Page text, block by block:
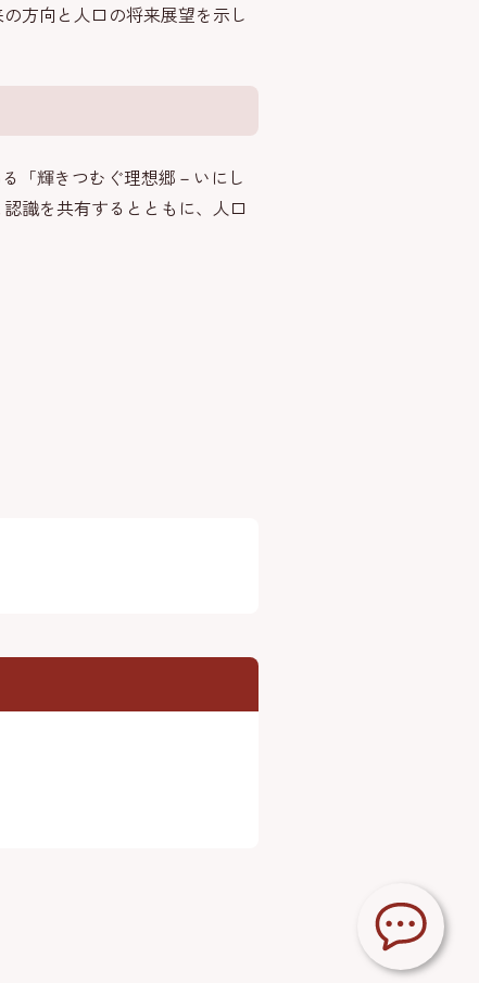
方向と人口の将来展望を示し
「輝きつむぐ理想郷－いにし
識を共有するとともに、人口